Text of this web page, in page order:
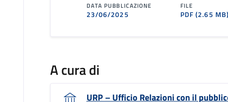
DATA PUBBLICAZIONE
23/06/2025
FILE
PDF(2.65
A cura di
URP – Ufficio Relazioni con il